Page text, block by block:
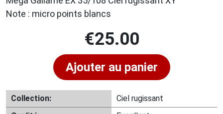
Note : micro points blancs
€25.00
Ajouter au panier
Collection:
Ciel rugissant